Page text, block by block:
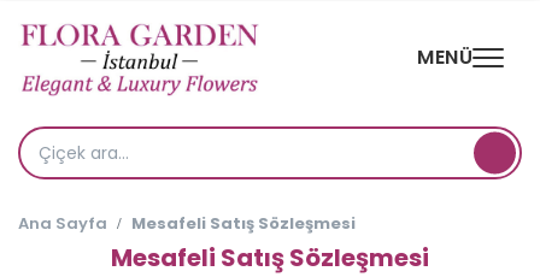
MENÜ
Ana Sayfa Mesafeli Satış Sözleşmesi
Mesafeli Satış Sözleşmesi